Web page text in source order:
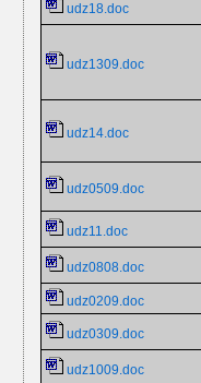
udz18.doc
udz1309.doc
udz14.doc
udz0509.doc
udz11.doc
udz0808.doc
udz0209.doc
udz0309.doc
udz1009.doc